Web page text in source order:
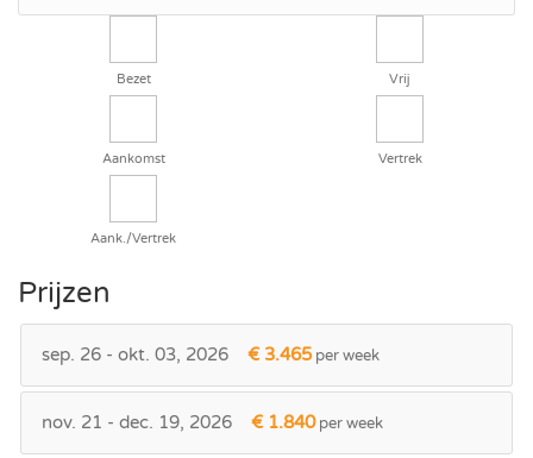
Bezet Vrij
Aankomst Vertrek
Aank./Vertrek
Prijzen
sep. 26 - okt. 03, 2026 € 3.465per week
nov. 21 - dec. 19, 2026 € 1.840per week